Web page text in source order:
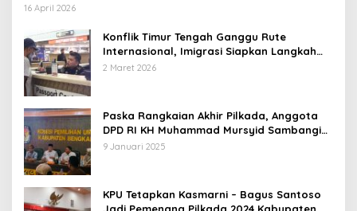
16 April 2026
Konflik Timur Tengah Ganggu Rute
Internasional, Imigrasi Siapkan Langkah
Antisipatif
2 Maret 2026
Paska Rangkaian Akhir Pilkada, Anggota
DPD RI KH Muhammad Mursyid Sambangi
KPU Bengkalis
9 Januari 2025
KPU Tetapkan Kasmarni – Bagus Santoso